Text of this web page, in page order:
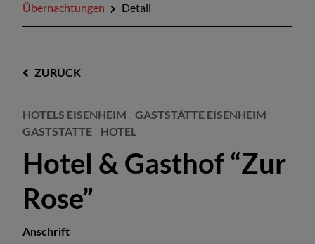
Übernachtungen
Detail
ZURÜCK
HOTELS EISENHEIM
GASTSTÄTTE EISENHEIM
GASTSTÄTTE
HOTEL
Hotel & Gasthof “Zur
Rose”
Anschrift